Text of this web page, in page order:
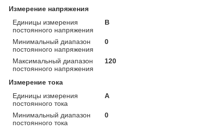
Измерение напряжения
Единицы измерения
постоянного напряжения
В
Минимальный диапазон
постоянного напряжения
0
Максимальный диапазон
постоянного напряжения
120
Измерение тока
Единицы измерения
постоянного тока
А
Минимальный диапазон
постоянного тока
0